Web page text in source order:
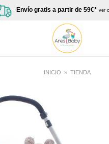
Envío gratis a partir de 59€* ver
INICIO » TIENDA